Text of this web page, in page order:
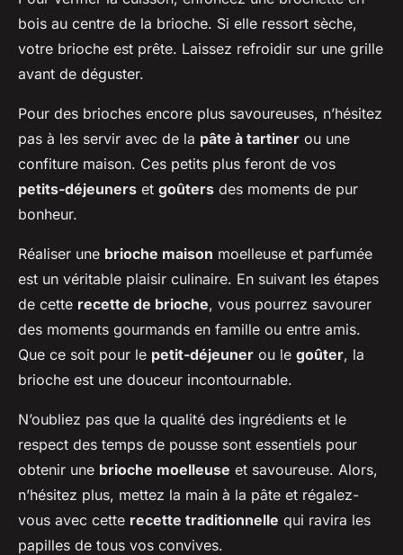
bois au centre de la brioche. Si elle ressort sèche,
votre brioche est prête. Laissez refroidir sur une grille
avant de déguster.
Pour des brioches encore plus savoureuses, n’hésitez
pas à les servir avec de la pâte à tartiner ou une
confiture maison. Ces petits plus feront de vos
petits-déjeuners et goûters des moments de pur
bonheur.
Réaliser une brioche maison moelleuse et parfumée
est un véritable plaisir culinaire. En suivant les étapes
de cette recette de brioche, vous pourrez savourer
des moments gourmands en famille ou entre amis.
Que ce soit pour le petit-déjeuner ou le goûter, la
brioche est une douceur incontournable.
N’oubliez pas que la qualité des ingrédients et le
respect des temps de pousse sont essentiels pour
obtenir une brioche moelleuse et savoureuse. Alors,
n’hésitez plus, mettez la main à la pâte et régalez-
vous avec cette recette traditionnelle qui ravira les
papilles de tous vos convives.